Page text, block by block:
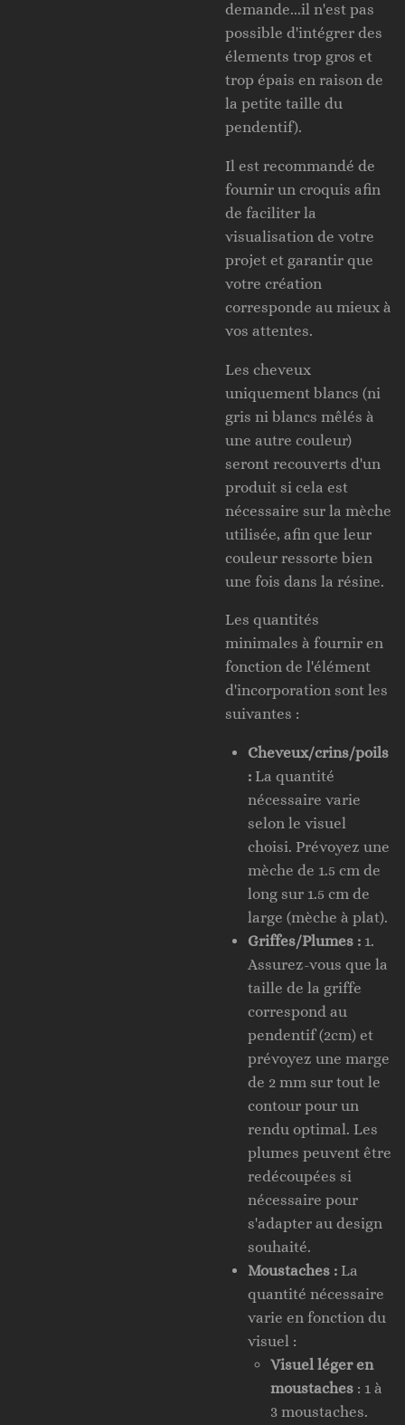
demande...il n'est pas
possible d'intégrer des
élements trop gros et
trop épais en raison de
la petite taille du
pendentif).
Il est recommandé de
fournir un croquis afin
de faciliter la
visualisation de votre
projet et garantir que
votre création
corresponde au mieux à
vos attentes.
Les cheveux
uniquement blancs (ni
gris ni blancs mêlés à
une autre couleur)
seront recouverts d'un
produit si cela est
nécessaire sur la mèche
utilisée, afin que leur
couleur ressorte bien
une fois dans la résine.
Les quantités
minimales à fournir en
fonction de l'élément
d'incorporation sont les
suivantes :
Cheveux/crins/poils
: La quantité
nécessaire varie
selon le visuel
choisi. Prévoyez une
mèche de 1.5 cm de
long sur 1.5 cm de
large (mèche à plat).
Griffes/Plumes : 1.
Assurez-vous que la
taille de la griffe
correspond au
pendentif (2cm) et
prévoyez une marge
de 2 mm sur tout le
contour pour un
rendu optimal. Les
plumes peuvent être
redécoupées si
nécessaire pour
s'adapter au design
souhaité.
Moustaches : La
quantité nécessaire
varie en fonction du
visuel :
Visuel léger en
moustaches : 1 à
3 moustaches.